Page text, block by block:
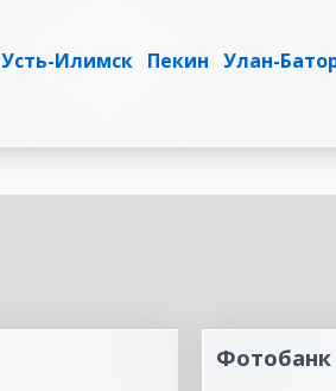
Усть-Илимск Пекин Улан-
Фотобанк